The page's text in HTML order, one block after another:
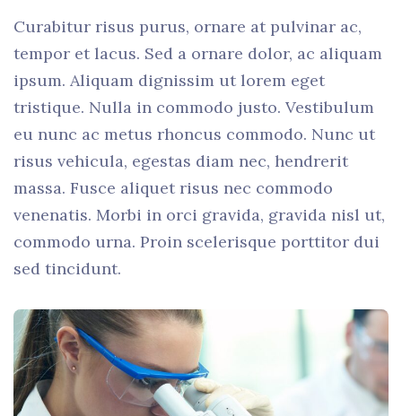
Curabitur risus purus, ornare at pulvinar ac,
tempor et lacus. Sed a ornare dolor, ac aliquam
ipsum. Aliquam dignissim ut lorem eget
tristique. Nulla in commodo justo. Vestibulum
eu nunc ac metus rhoncus commodo. Nunc ut
risus vehicula, egestas diam nec, hendrerit
massa. Fusce aliquet risus nec commodo
venenatis. Morbi in orci gravida, gravida nisl ut,
commodo urna. Proin scelerisque porttitor dui
sed tincidunt.